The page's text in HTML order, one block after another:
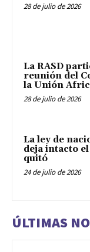
28 de julio de 2026
La RASD
reunión del
la Unión
28 de julio de 2026
La ley de
deja intacto
quitó
24 de julio de 2026
ÚLTIMAS